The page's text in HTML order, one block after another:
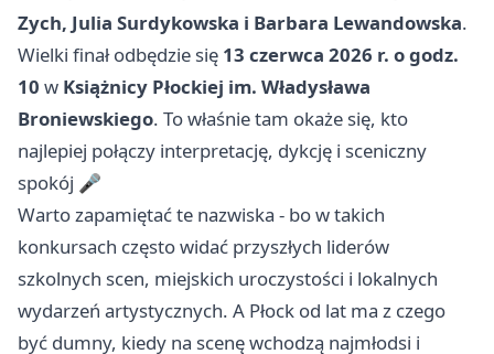
Zych, Julia Surdykowska i Barbara Lewandowska.
Wielki finał odbędzie się 13 czerwca 2026 r. o godz.
10 w Książnicy Płockiej im. Władysława
Broniewskiego. To właśnie tam okaże się, kto
najlepiej połączy interpretację, dykcję i sceniczny
spokój 🎤
Warto zapamiętać te nazwiska - bo w takich
konkursach często widać przyszłych liderów
szkolnych scen, miejskich uroczystości i lokalnych
wydarzeń artystycznych. A Płock od lat ma z czego
być dumny, kiedy na scenę wchodzą najmłodsi i